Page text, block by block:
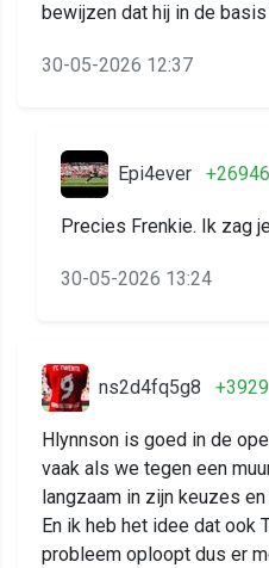
bewijzen dat hij in de
30-05-2026 12:37
Epi4ever +26946
Precies Frenkie. Ik zag
30-05-2026 13:24
ns2d4fq5g8 +3929
Hlynnson is goed in de
vaak als we tegen een
langzaam in zijn keuzes
En ik heb het idee dat ook
probleem oploopt dus er